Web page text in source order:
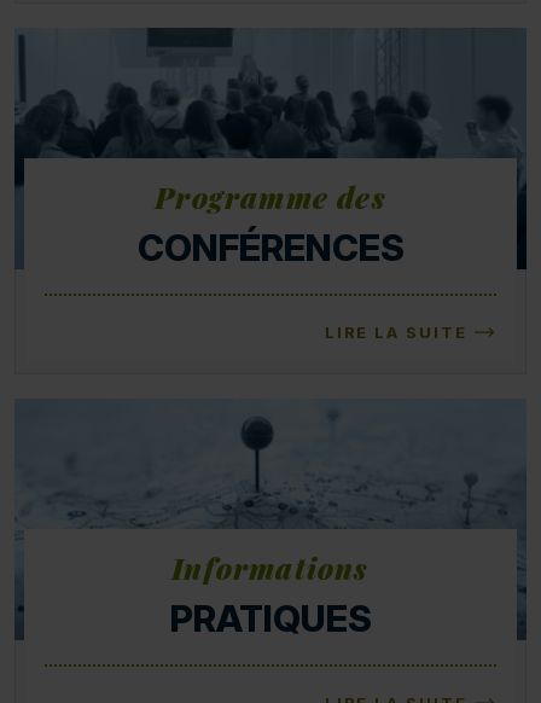
Programme des
CONFÉRENCES
LIRE LA SUITE
Informations
PRATIQUES